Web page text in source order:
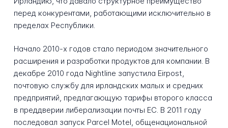
перед конкурентами, работающими исключительно в
пределах Республики.
Начало 2010-х годов стало периодом значительного
расширения и разработки продуктов для компании. В
декабре 2010 года Nightline запустила Eirpost,
почтовую службу для ирландских малых и средних
предприятий, предлагающую тарифы второго класса
в преддверии либерализации почты ЕС. В 2011 году
последовал запуск Parcel Motel, общенациональной